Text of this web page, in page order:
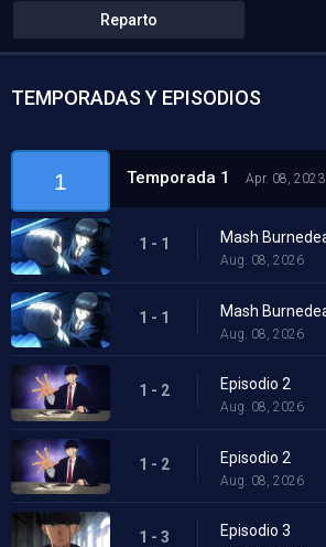
Reparto
TEMPORADAS Y EPISODIOS
1 Temporada 1 Apr. 08, 2023
1 - 1
Aug. 08, 2026
1 - 1
Aug. 08, 2026
1 - 2 Episodio 2
Aug. 08, 2026
1 - 2 Episodio 2
Aug. 08, 2026
1 - 3 Episodio 3